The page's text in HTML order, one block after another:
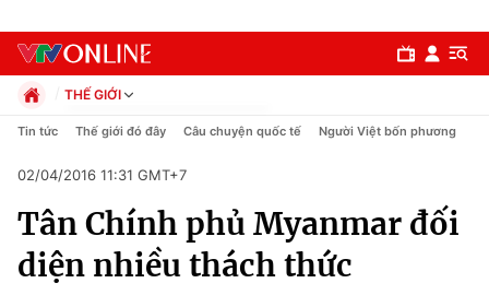
Chuyên mục
Chính trị
THẾ GIỚI
Chính trị
Pháp luật
Kinh tế
Thể thao
Truyền hình
Tin tức Thế giới đó đây Câu chuyện quốc tế Người Việt bốn phương
02/04/2016 11:31 GMT+7
Tân Chính phủ Myanmar đối
diện nhiều thách thức